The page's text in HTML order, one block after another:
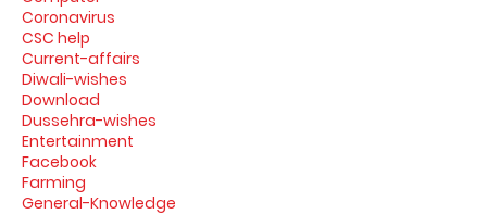
Coronavirus
CSC help
Current-affairs
Diwali-wishes
Download
Dussehra-wishes
Entertainment
Facebook
Farming
General-Knowledge